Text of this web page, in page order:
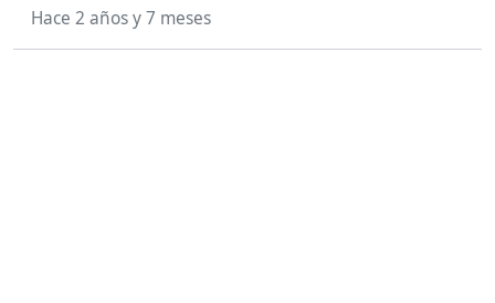
Hace 2 años y 7 meses